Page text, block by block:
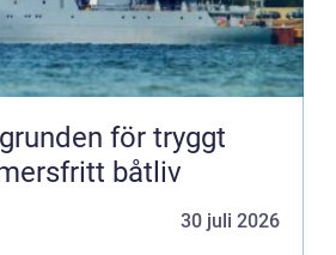
båtliv
30 juli 2026